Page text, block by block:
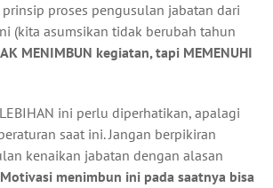
proses pengusulan jabatan dari
(kita asumsikan tidak berubah tahun
MENIMBUN kegiatan, tapi MEMENUHI
ini perlu diperhatikan, apalagi
saat ini. Jangan berpikiran
kenaikan jabatan dengan alasan
Motivasi menimbun ini pada saatnya bisa